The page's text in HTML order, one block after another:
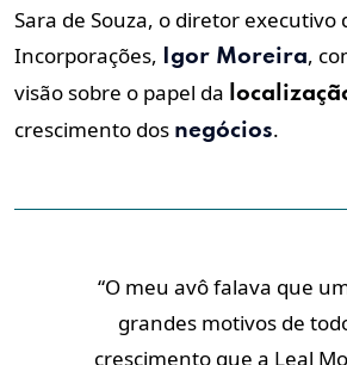
Sara de Souza, o diretor executivo
Incorporações,
Igor Moreira,
visão sobre o papel da
crescimento dos negócios.
“O meu avô falava que
grandes motivos de
crescimento que a Leal